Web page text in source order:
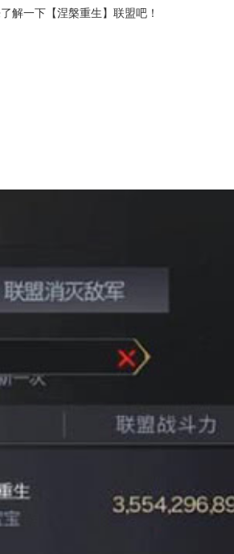
解一下【涅槃重生】联盟吧！